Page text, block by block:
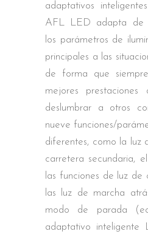
adaptativos
AFL LED adapta de
los parámetros de
principales a las
de forma que
mejores prestaciones
deslumbrar a otros
nueve funciones/
diferentes, como la luz
carretera secundaria,
las funciones de luz de
las luz de marcha
modo de parada
adaptativo inteligente